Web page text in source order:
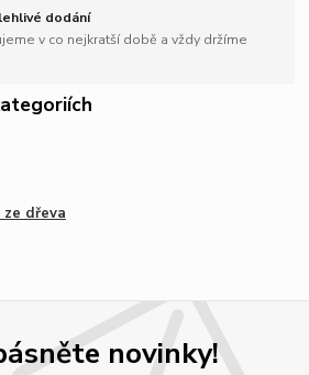
dodání
v co nejkratší době a vždy držíme
ze dřeva
novinky!